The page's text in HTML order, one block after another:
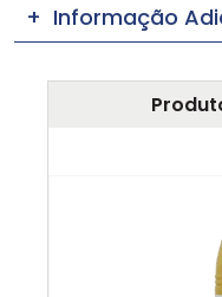
Informação